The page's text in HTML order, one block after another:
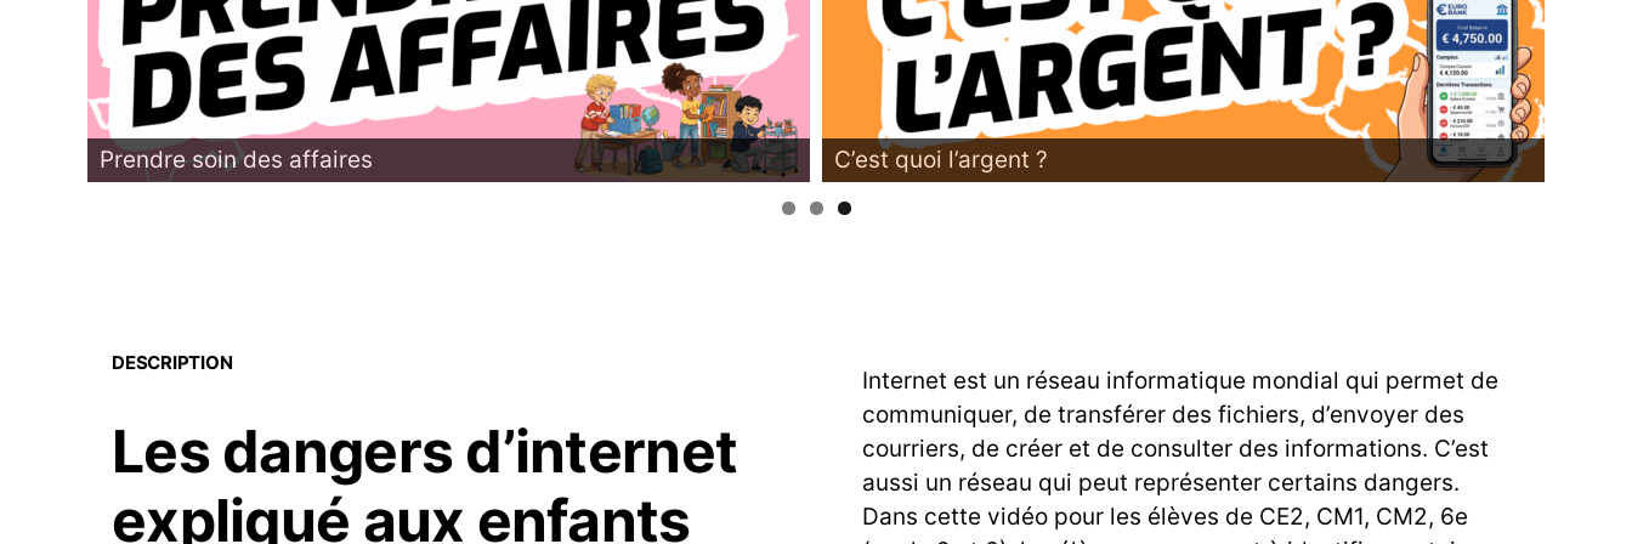
Prendre soin des affaires C’est quoi l’argent ?
DESCRIPTION
Les dangers d’internet
expliqué aux enfants
Internet est un réseau informatique mondial qui permet de
communiquer, de transférer des fichiers, d’envoyer des
courriers, de créer et de consulter des informations. C’est
aussi un réseau qui peut représenter certains dangers.
Dans cette vidéo pour les élèves de CE2, CM1, CM2, 6e